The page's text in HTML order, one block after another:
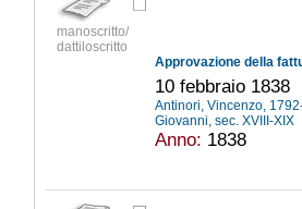
manoscritto/
dattiloscritto
10 febbraio 1838
Antinori, Vincenzo,
Giovanni, sec. XVIII-XIX
Anno: 1838